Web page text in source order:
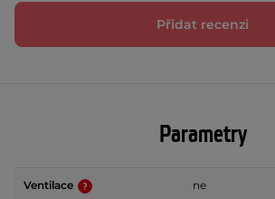
Přidat recenzi
Parametry
Ventilace ne